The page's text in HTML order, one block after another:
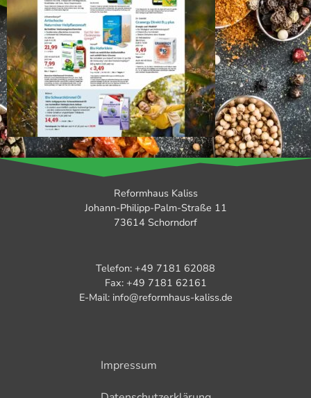
Reformhaus Kaliss
Johann-Philipp-Palm-Straße 11
73614 Schorndorf
Telefon: +49 7181 62088
Fax: +49 7181 62161
E-Mail: info@reformhaus-kaliss.de
Impressum